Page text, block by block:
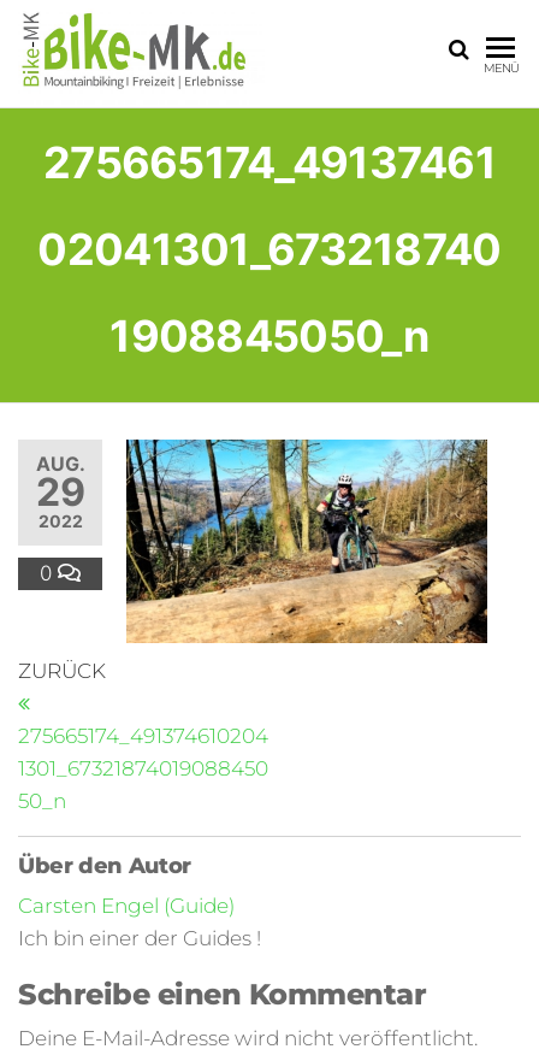
MK
Sauerland
MENÜ
275665174_49137461
02041301_673218740
1908845050_n
AUG.
29
2022
0
ZURÜCK
275665174_491374610204
1301_67321874019088450
50_n
Über den Autor
Carsten Engel (Guide)
Ich bin einer der Guides !
Schreibe einen Kommentar
Deine E-Mail-Adresse wird nicht veröffentlicht.